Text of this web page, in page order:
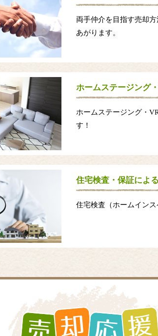
両手仲介を目指す売却
あがります。
ホームステージング
ホームステージング・
す！
住宅検査・保証によ
住宅検査（ホームイン